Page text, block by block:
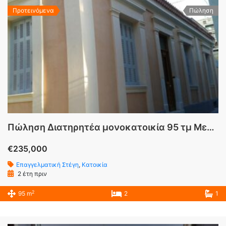
Προτεινόμενα Πώληση
Πώληση Διατηρητέα μονοκατοικία 95 τμ Μεταξουργείο Αττικής
€235,000
Επαγγελματική Στέγη, Κατοικία
2 έτη πριν
95 m2 2 1